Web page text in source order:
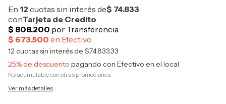
12cuotas sin interés de $74.833,33
25% de descuento pagando con Efectivo en el local
No acumulable con otras promociones
Ver más detalles